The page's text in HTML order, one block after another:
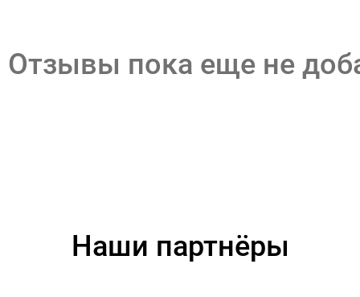
Отзывы пока еще не
Наши партнёры